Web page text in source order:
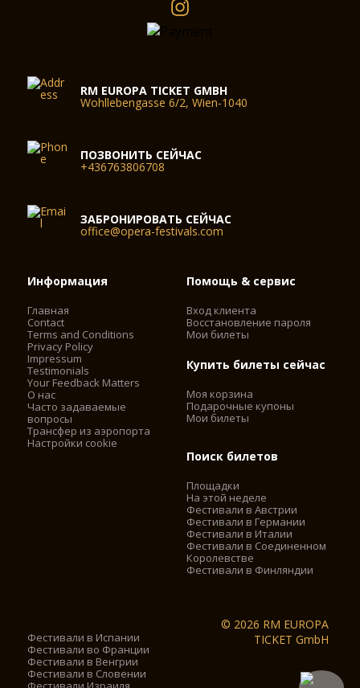
RM EUROPA TICKET GMBH
Wohllebengasse 6/2, Wien-1040
ПОЗВОНИТЬ СЕЙЧАС
+436763806708
ЗАБРОНИРОВАТЬ СЕЙЧАС
office@opera-festivals.com
Информация
Главная
Contact
Terms and Conditions
Privacy Policy
Impressum
Testimonials
Your Feedback Matters
О нас
Часто задаваемые
вопросы
Трансфер из аэропорта
Настройки cookie
Помощь & сервис
Вход клиента
Восстановление пароля
Мои билеты
Купить билеты сейчас
Моя корзина
Подарочные купоны
Мои билеты
Поиск билетов
Площадки
На этой неделе
Фестивали в Австрии
Фестивали в Германии
Фестивали в Италии
Фестивали в Соединенном
Королевстве
Фестивали в Финляндии
Фестивали в Испании
Фестивали во Франции
Фестивали в Венгрии
Фестивали в Словении
© 2026 RM EUROPA
TICKET GmbH